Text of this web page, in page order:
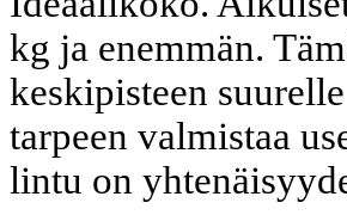
kg ja enemmän.
keskipisteen
tarpeen valmistaa
lintu on